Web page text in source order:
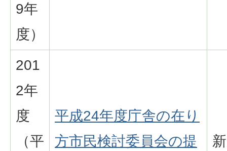
9年
度）
201
2年
度
（平
平成24年度庁舎の在り
方市民検討委員会の提